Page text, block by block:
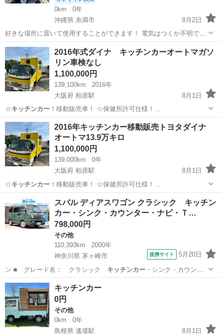
0km
0年
沖縄県 糸満市
8月2日
好きな場所に置いて使用することができます！ 電気はつくか不明で
す、電源取るところはあります！ ナンバプレートないので牽引できま
せん 現状販売 気になる方現物見たい方、本部町ハナサキマルシェにご
ざいます。
沖縄 糸満市 その他 キッチンカー
2016年式ダイナ キッチンカーオートマガソ
リン車検なし
1,100,000円
139,100km
2016年
大阪府 柏原駅
8月1日
☆キッチンカー！移動販売車！ ☆保健所許可仕様！…
大阪 八尾市 柏原駅 トヨタ ダイナ
2016年キッチンカー移動販売トヨタダイナ
オートマ13.9万キロ
1,100,000円
139,000km
0年
大阪府 柏原駅
8月1日
☆キッチンカー！移動販売車！ ☆保健所許可仕様！…
大阪 キッチンカー
スバル ディアスワゴン クラシック キッチン
カー・シンク・カウンター・ナビ・Ｔ…
798,000円
その他
110,393km
2000年
神奈川県 茅ヶ崎市
提携サイト 5月20日
ン ■ グレード名： クラシック キッチンカー・シンク・カウンタ
ー・ナビ・ＴＶ・…
神奈川 茅ヶ崎市
キッチンカー
0円
その他
0km
0年
島根県 遙堪駅
8月1日